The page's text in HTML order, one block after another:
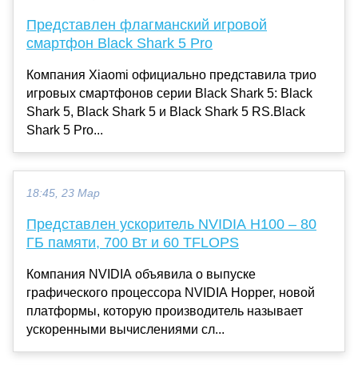
Представлен флагманский игровой
смартфон Black Shark 5 Pro
Компания Xiaomi официально представила трио
игровых смартфонов серии Black Shark 5: Black
Shark 5, Black Shark 5 и Black Shark 5 RS.Black
Shark 5 Pro...
18:45, 23 Мар
Представлен ускоритель NVIDIA H100 – 80
ГБ памяти, 700 Вт и 60 TFLOPS
Компания NVIDIA объявила о выпуске
графического процессора NVIDIA Hopper, новой
платформы, которую производитель называет
ускоренными вычислениями сл...